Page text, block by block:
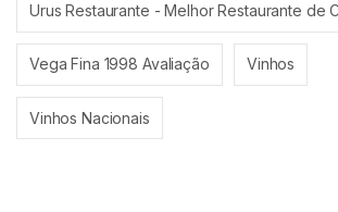
Urus Restaurante - Melhor Restaurante de
Vega Fina 1998 Avaliação Vinhos
Vinhos Nacionais